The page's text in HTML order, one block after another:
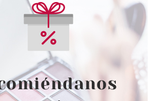
CND
CND VINYLUX 313
HOLOGRAPHIC
Pvr 13.50€
-12%
desde
11.83€